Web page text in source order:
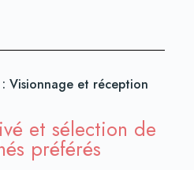
Visionnage et réception
et sélection de
préférés